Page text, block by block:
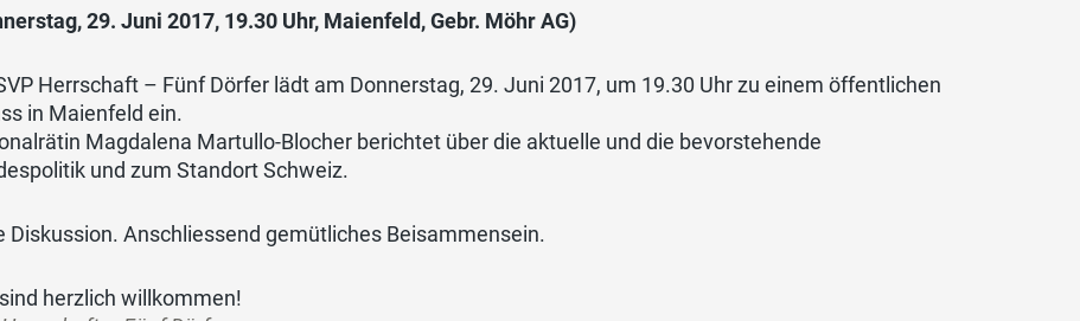
29. Juni 2017, 19.30 Uhr, Maienfeld, Gebr. Möhr AG)
Herrschaft – Fünf Dörfer lädt am Donnerstag, 29. Juni 2017, um 19.30 Uhr zu einem öffentlichen
in Maienfeld ein.
Magdalena Martullo-Blocher berichtet über die aktuelle und die bevorstehende
und zum Standort Schweiz.
Diskussion. Anschliessend gemütliches Beisammensein.
herzlich willkommen!